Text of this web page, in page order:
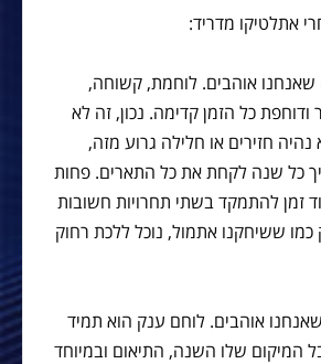
אתלטיקו מדריד:
שאנחנו אוהבים. לוחמת, קשוחה,
כל הזמן קדימה. נכון, זה לא
חזירים או חלילה גרוע מזה,
כל שנה לקחת את כל התארים. פחות
זמן להתמקד בשתי תחרויות חשובות
ששיחקנו אתמול, נוכל ללכת רחוק
שאנחנו אוהבים. לוחם ענק הוא תמיד
המיקום שלו השנה, התיאום ובמיוחד